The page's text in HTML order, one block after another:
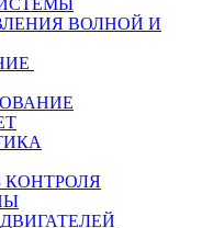
ВОЛНОЙ И
КОНТРОЛЯ